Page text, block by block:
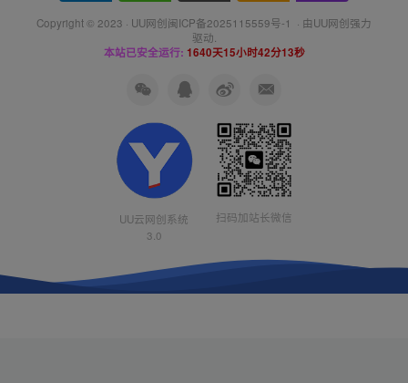
Copyright © 2023 · UU网创闽ICP备2025115559号-1 · 由UU网创强力
驱动.
本站已安全运行: 1640天15小时42分13秒
UU云网创系统
3.0
扫码加站长微信